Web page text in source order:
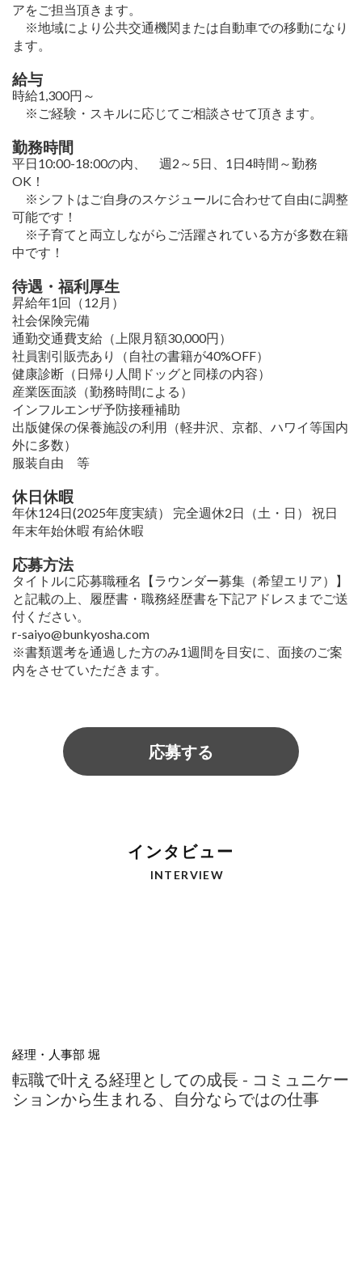
アをご担当頂きます。
※地域により公共交通機関または自動車での移動になり
ます。
給与
時給1,300円～
※ご経験・スキルに応じてご相談させて頂きます。
勤務時間
平日10:00-18:00の内、 週2～5日、1日4時間～勤務
OK！
※シフトはご自身のスケジュールに合わせて自由に調整
可能です！
※子育てと両立しながらご活躍されている方が多数在籍
中です！
待遇・福利厚生
昇給年1回（12月）
社会保険完備
通勤交通費支給（上限月額30,000円）
社員割引販売あり（自社の書籍が40%OFF）
健康診断（日帰り人間ドッグと同様の内容）
産業医面談（勤務時間による）
インフルエンザ予防接種補助
出版健保の保養施設の利用（軽井沢、京都、ハワイ等国内
外に多数）
服装自由 等
休日休暇
年休124日(2025年度実績） 完全週休2日（土・日） 祝日
年末年始休暇 有給休暇
応募方法
タイトルに応募職種名【ラウンダー募集（希望エリア）】
と記載の上、履歴書・職務経歴書を下記アドレスまでご送
付ください。
r-saiyo@bunkyosha.com
※書類選考を通過した方のみ1週間を目安に、面接のご案
内をさせていただきます。
応募する
インタビュー
INTERVIEW
経理・人事部 堀
転職で叶える経理としての成長 - コミュニケー
ションから生まれる、自分ならではの仕事